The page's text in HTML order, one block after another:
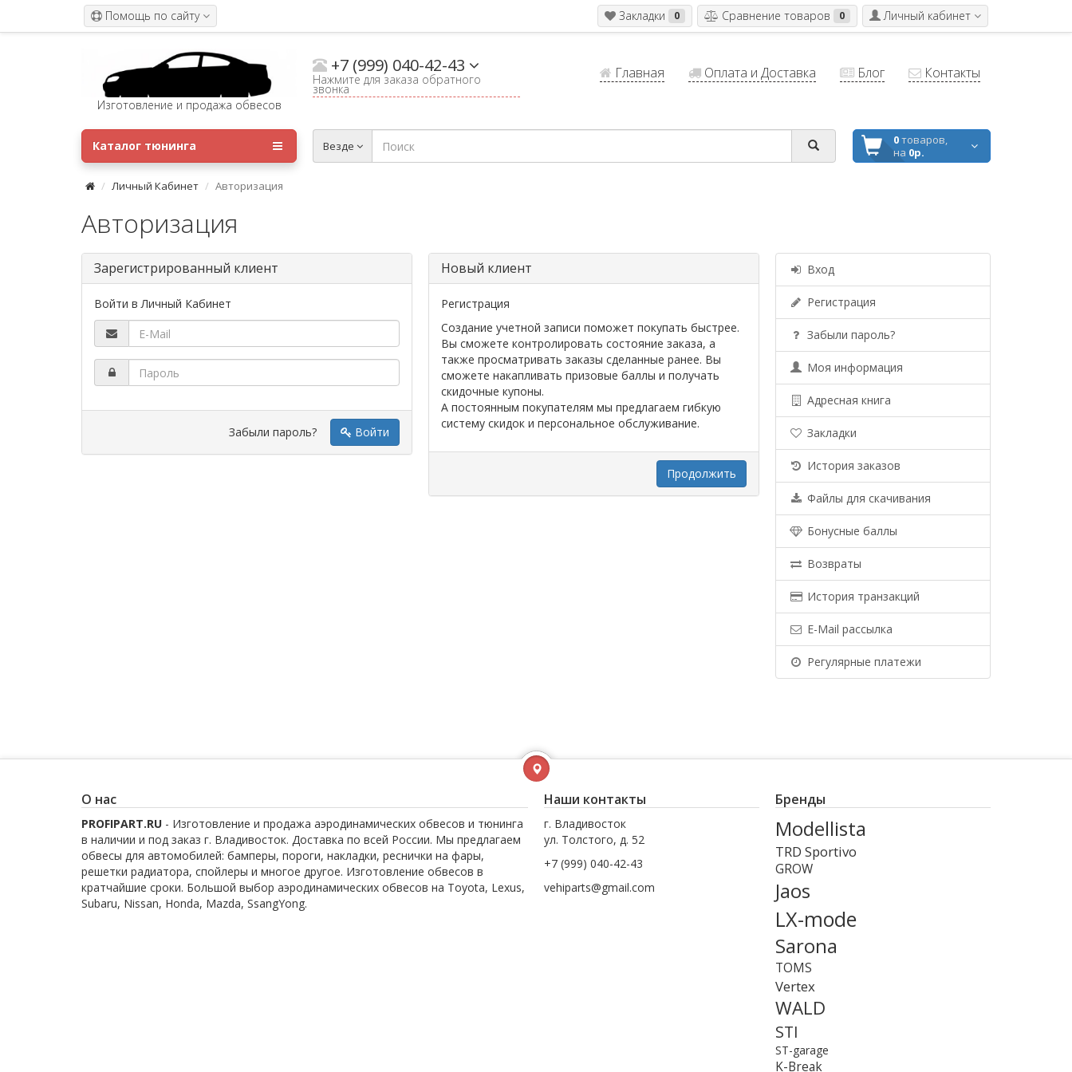
Личный кабинет
Помощь по сайту Закладки 0 Сравнение товаров 0
Изготовление и продажа обвесов
+7 (999) 040-42-43
Нажмите для заказа обратного
звонка
Главная Оплата и Доставка Блог Контакты
Везде 0товаров,
на 0р.
Каталог тюнинга
Личный Кабинет Авторизация
Авторизация
Зарегистрированный клиент
Войти в Личный Кабинет
Забыли пароль? Войти
Новый клиент
Регистрация
Создание учетной записи поможет покупать быстрее.
Вы сможете контролировать состояние заказа, а
также просматривать заказы сделанные ранее. Вы
сможете накапливать призовые баллы и получать
скидочные купоны.
А постоянным покупателям мы предлагаем гибкую
систему скидок и персональное обслуживание.
Продолжить
Вход
Регистрация
Забыли пароль?
Моя информация
Адресная книга
Закладки
История заказов
Файлы для скачивания
Бонусные баллы
Возвраты
История транзакций
E-Mail рассылка
Регулярные платежи
О нас
PROFIPART.RU - Изготовление и продажа аэродинамических обвесов и тюнинга
в наличии и под заказ г. Владивосток. Доставка по всей России. Мы предлагаем
обвесы для автомобилей: бамперы, пороги, накладки, реснички на фары,
решетки радиатора, спойлеры и многое другое. Изготовление обвесов в
кратчайшие сроки. Большой выбор аэродинамических обвесов на Toyota, Lexus,
Subaru, Nissan, Honda, Mazda, SsangYong.
Наши контакты
г. Владивосток
ул. Толстого, д. 52
+7 (999) 040-42-43
vehiparts@gmail.com
Бренды
Modellista
TRD Sportivo
GROW
Jaos
LX-mode
Sarona
TOMS
Vertex
WALD
STI
ST-garage
K-Break